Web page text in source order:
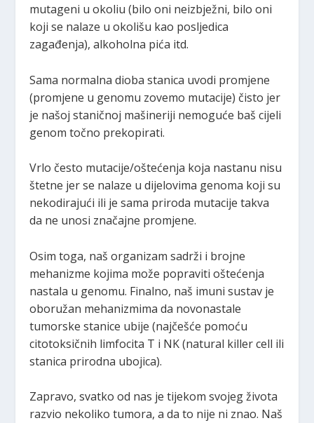
mutageni u okoliu (bilo oni neizbježni, bilo oni
koji se nalaze u okolišu kao posljedica
zagađenja), alkoholna pića itd.
Sama normalna dioba stanica uvodi promjene
(promjene u genomu zovemo mutacije) čisto jer
je našoj staničnoj mašineriji nemoguće baš cijeli
genom točno prekopirati.
Vrlo često mutacije/oštećenja koja nastanu nisu
štetne jer se nalaze u dijelovima genoma koji su
nekodirajući ili je sama priroda mutacije takva
da ne unosi značajne promjene.
Osim toga, naš organizam sadrži i brojne
mehanizme kojima može popraviti oštećenja
nastala u genomu. Finalno, naš imuni sustav je
oboružan mehanizmima da novonastale
tumorske stanice ubije (najčešće pomoću
citotoksičnih limfocita T i NK (natural killer cell ili
stanica prirodna ubojica).
Zapravo, svatko od nas je tijekom svojeg života
razvio nekoliko tumora, a da to nije ni znao. Naš